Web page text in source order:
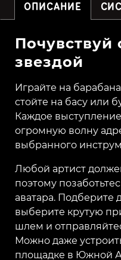
ОПИСАНИЕ
Почувствуй
звездой
Играйте на
стойте на басу или
Каждое
огромную волну
выбранного
Любой артист
поэтому
аватара. Подберите
выберите крутую
шлем и
Можно даже
площадке в Южной